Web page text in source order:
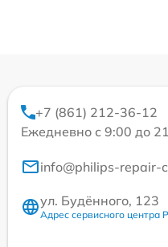
+7 (861) 212-36-12
Ежедневно с 9:00 до
info@philips-repair-
ул. Будённого, 123
Адрес сервисного центра